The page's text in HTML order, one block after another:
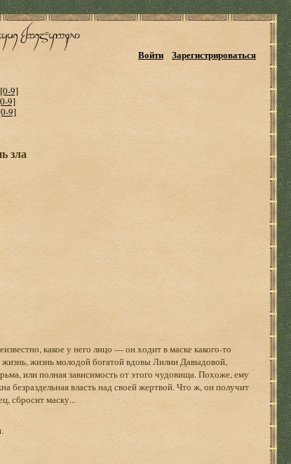
Войти Зарегистрироваться
[0-9]
9]
9]
зла
какое у него лицо — он ходит в маске какого-то
жизнь молодой богатой вдовы Лилии Давыдовой,
или полная зависимость от этого чудовища. Похоже, ему
власть над своей жертвой. Что ж, он получит
сбросит маску...